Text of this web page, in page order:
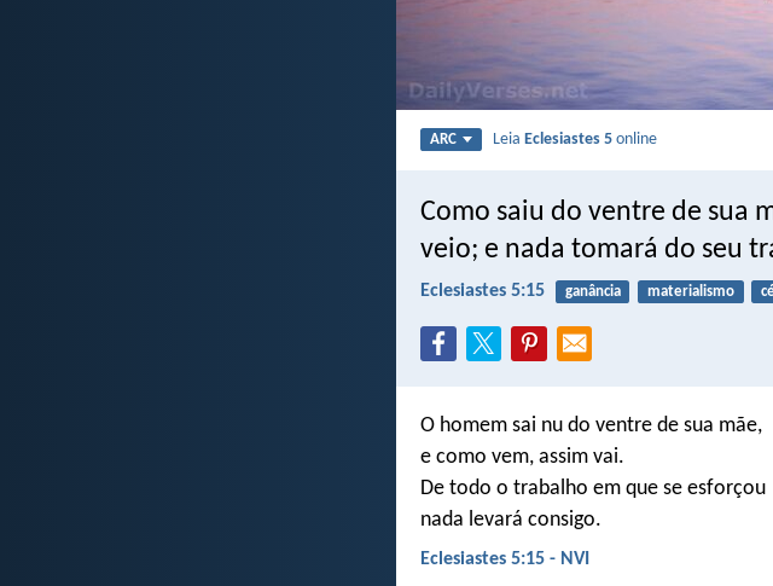
ARC LeiaEclesiastes 5 online
Como saiu do ventre de sua
veio; e nada tomará do seu
Eclesiastes 5:15 ganância materialismo
O homem sai nu do ventre de sua mãe,
e como vem, assim vai.
De todo o trabalho em que se esforçou
nada levará consigo.
Eclesiastes 5:15 - NVI